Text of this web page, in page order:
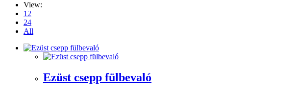
View:
12
24
All
Ezüst csepp fülbevaló